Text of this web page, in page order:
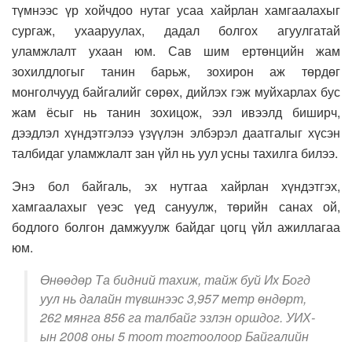
түмнээс үр хойчдоо нутаг усаа хайрлан хамгаалахыг
сургаж, ухааруулах, дадал болгох агуулгатай
уламжлалт ухаан юм. Сав шим ертөнцийн жам
зохилдлогыг танин барьж, зохирон аж төрдөг
монголчууд байгалийг сөрөх, дийлэх гэж муйхарлах бус
жам ёсыг нь танин зохицож, ээл ивээлд биширч,
дээдлэл хүндэтгэлээ үзүүлэн элбэрэл даатгалыг хүсэн
талбидаг уламжлалт зан үйл нь уул усны тахилга билээ.
Энэ бол байгаль, эх нутгаа хайрлан хүндэтгэх,
хамгаалахыг үеэс үед сануулж, төрийн санах ой,
бодлого болгон дамжуулж байдаг цогц үйл ажиллагаа
юм.
Өнөөдөр Та бидний тахиж, тайж буй Их Богд
уул нь далайн түвшнээс 3,957 метр өндөрт,
262 мянга 856 га талбайг эзлэн оршдог. УИХ-
ын 2008 оны 5 тоот тогтоолоор Байгалийн